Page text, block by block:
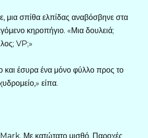
μια σπίθα ελπίδας αναβόσβηνε στα
κηροπήγιο. «Μια δουλειά;
VP;»
και έσυρα ένα μόνο φύλλο προς το
είπα.
Mark. Με κατώτατο μισθό. Παροχές